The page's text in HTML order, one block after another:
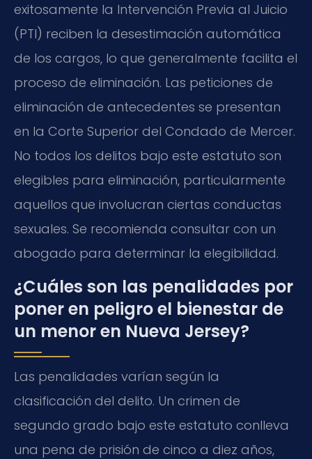
exitosamente la Intervención Previa al Juicio
(PTI) reciben la desestimación automática
de los cargos, lo que generalmente facilita el
proceso de eliminación. Las peticiones de
eliminación de antecedentes se presentan
en la Corte Superior del Condado de Mercer.
No todos los delitos bajo este estatuto son
elegibles para eliminación, particularmente
aquellos que involucran ciertas conductas
sexuales. Se recomienda consultar con un
abogado para determinar la elegibilidad.
¿Cuáles son las penalidades por
poner en peligro el bienestar de
un menor en Nueva Jersey?
Las penalidades varían según la
clasificación del delito. Un crimen de
segundo grado bajo este estatuto conlleva
una pena de prisión de cinco a diez años,